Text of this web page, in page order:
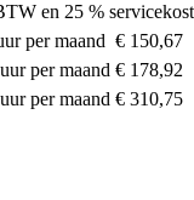
en 25 %
per maand € 150,67
per maand € 178,92
per maand € 310,75